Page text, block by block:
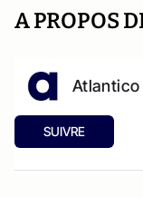
A PROPOS
Atlantico
SUIVRE